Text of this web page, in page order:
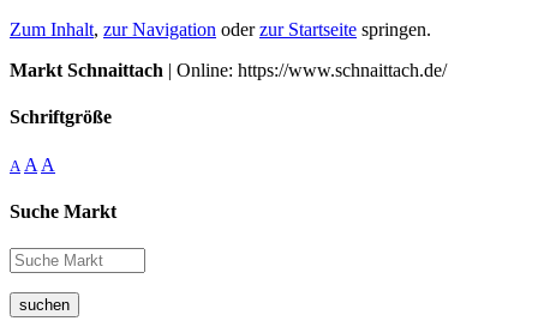
Zum Inhalt, zur Navigation oderzur Startseite springen.
Markt Schnaittach | Online: https://www.schnaittach.de/
Schriftgröße
A A A
Suche Markt
suchen